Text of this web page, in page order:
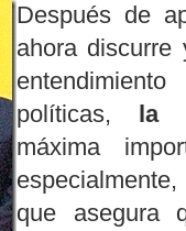
Después de
ahora
políticas, la
máxima
que asegura